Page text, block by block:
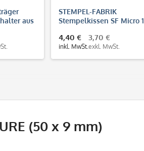
aus
STEMPEL-FABRIK
Stempelkissen SF Micro 1
4,40 €
inkl. MwSt.
3,70 €
exkl. MwSt.
(50 x 9 mm)